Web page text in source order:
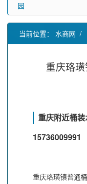
园
当前位置： 水商网 /
重庆珞
重庆附近桶装
15736009991
重庆珞璜镇普通